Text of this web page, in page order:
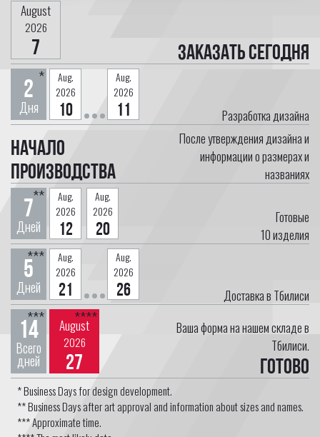
August
2026
7 Заказать сегодня
2
Дня
*
Aug.
2026
10
Aug.
2026
11 Разработка дизайна
Начало
производства
После утверждения дизайна и
информации о размерах и
названиях
7
Дней
**
Aug.
2026
12
Aug.
2026
20
Готовые
10изделия
5
Дней
***
Aug.
2026
21
Aug.
2026
26 Доставка в Тбилиси
14
Всего
дней
*** August
2026
27
****
Ваша форма на нашем складе в
Тбилиси.
Готово
* Business Days for design development.
** Business Days after art approval and information about sizes and names.
*** Approximate time.